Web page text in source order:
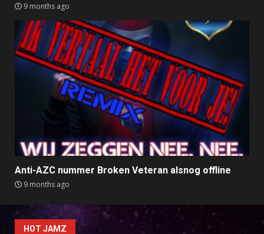
9 months ago
Anti-AZC nummer Broken Veteran alsnog offline
9 months ago
HOT JAMZ